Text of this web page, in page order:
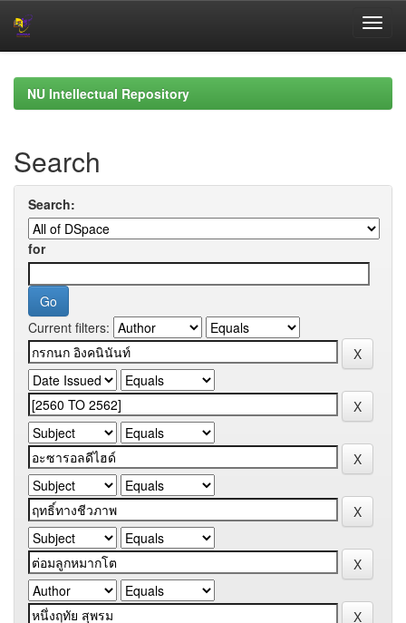
navigationNU Intellectual Repository
Search
Search:
for
Current filters: